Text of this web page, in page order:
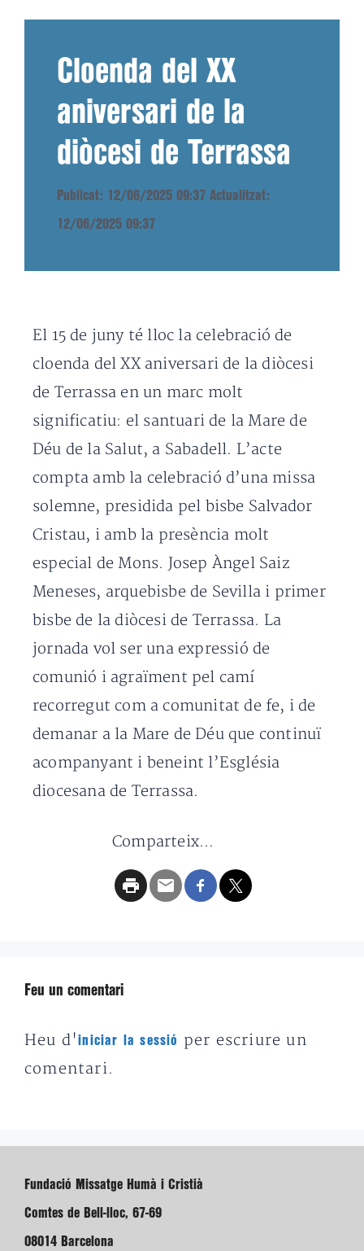
Cloenda del XX
aniversari de la
diòcesi de Terrassa
Publicat: 12/06/2025 09:37 Actualitzat:
12/06/2025 09:37
El 15 de juny té lloc la celebració de
cloenda del XX aniversari de la diòcesi
de Terrassa en un marc molt
significatiu: el santuari de la Mare de
Déu de la Salut, a Sabadell. L’acte
compta amb la celebració d’una missa
solemne, presidida pel bisbe Salvador
Cristau, i amb la presència molt
especial de Mons. Josep Àngel Saiz
Meneses, arquebisbe de Sevilla i primer
bisbe de la diòcesi de Terrassa. La
jornada vol ser una expressió de
comunió i agraïment pel camí
recorregut com a comunitat de fe, i de
demanar a la Mare de Déu que continuï
acompanyant i beneint l’Església
diocesana de Terrassa.
Comparteix...
Feu un comentari
Heu d'iniciar la sessió
per escriure un
comentari.
Fundació Missatge Humà i Cristià
Comtes de Bell-lloc, 67-69
08014 Barcelona